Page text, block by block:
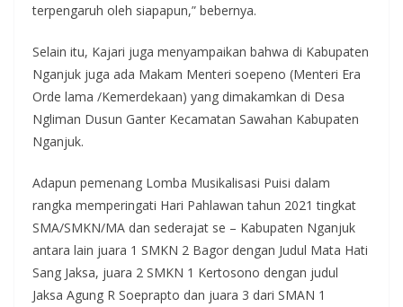
terpengaruh oleh siapapun,” bebernya.
Selain itu, Kajari juga menyampaikan bahwa di Kabupaten
Nganjuk juga ada Makam Menteri soepeno (Menteri Era
Orde lama /Kemerdekaan) yang dimakamkan di Desa
Ngliman Dusun Ganter Kecamatan Sawahan Kabupaten
Nganjuk.
Adapun pemenang Lomba Musikalisasi Puisi dalam
rangka memperingati Hari Pahlawan tahun 2021 tingkat
SMA/SMKN/MA dan sederajat se – Kabupaten Nganjuk
antara lain juara 1 SMKN 2 Bagor dengan Judul Mata Hati
Sang Jaksa, juara 2 SMKN 1 Kertosono dengan judul
Jaksa Agung R Soeprapto dan juara 3 dari SMAN 1